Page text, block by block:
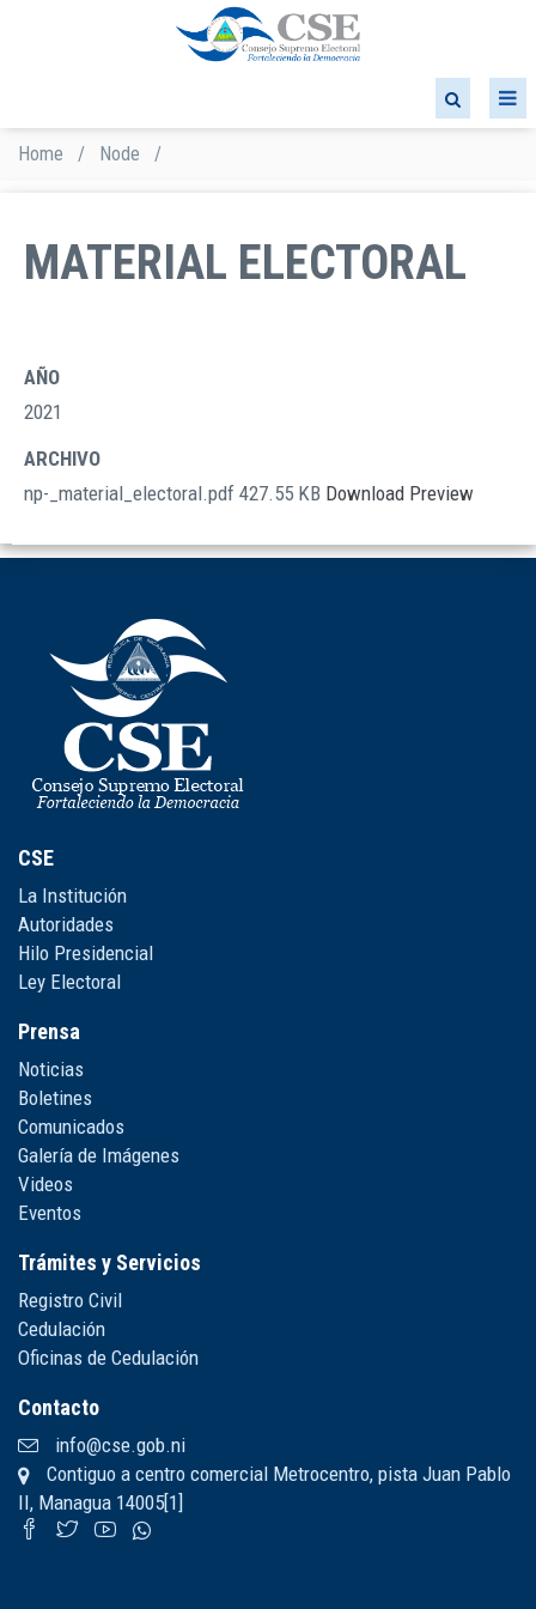
Breadcrumb
Home / Node /
MATERIAL ELECTORAL
AÑO
2021
ARCHIVO
np-_material_electoral.pdf 427.55 KB Download Preview
CSE
La Institución
Autoridades
Hilo Presidencial
Ley Electoral
Prensa
Noticias
Boletines
Comunicados
Galería de Imágenes
Videos
Eventos
Trámites y Servicios
Registro Civil
Cedulación
Oficinas de Cedulación
Contacto
info@cse.gob.ni
Contiguo a centro comercial Metrocentro, pista Juan Pablo
II, Managua 14005[1]